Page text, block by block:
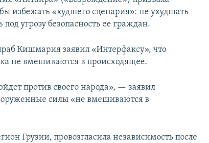
избежать «худшего сценария»: не ухудшать
угрозу безопасность ее граждан.
Кишмария заявил «Интерфаксу», что
не вмешиваются в происходящее.
против своего народа», — заявил
силы «не вмешиваются в
Грузии, провозгласила независимость после